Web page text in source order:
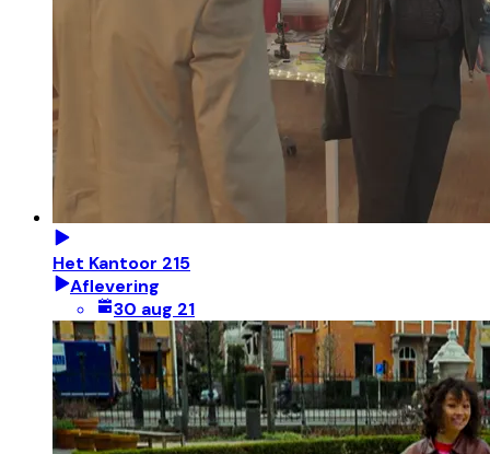
Het Kantoor 215
Aflevering
30 aug 21